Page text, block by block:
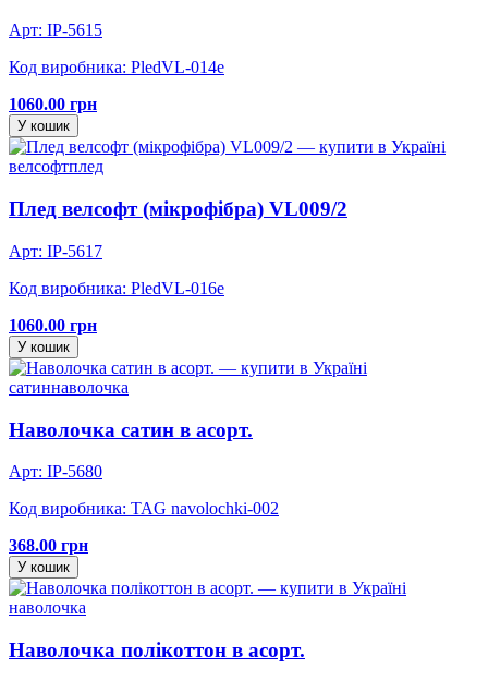
Арт: IP-5615
Код виробника: PledVL-014e
1060.00 грн
У кошик
велсофтплед
Плед велсофт (мікрофібра) VL009/2
Арт: IP-5617
Код виробника: PledVL-016e
1060.00 грн
У кошик
сатиннаволочка
Наволочка сатин в асорт.
Арт: IP-5680
Код виробника: TAG navolochki-002
368.00 грн
У кошик
наволочка
Наволочка полікоттон в асорт.